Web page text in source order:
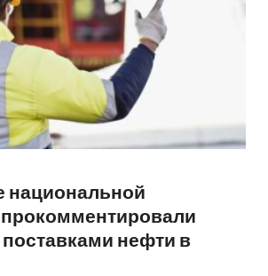
национальной
прокомментировали
нефти в